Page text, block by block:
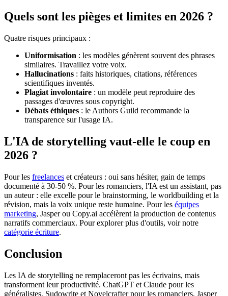
Quels sont les pièges et limites en 2026 ?
Quatre risques principaux :
Uniformisation : les modèles génèrent souvent des phrases
similaires. Travaillez votre voix.
Hallucinations : faits historiques, citations, références
scientifiques inventés.
Plagiat involontaire : un modèle peut reproduire des
passages d'œuvres sous copyright.
Débats éthiques : le Authors Guild recommande la
transparence sur l'usage IA.
L'IA de storytelling vaut-elle le coup en
2026 ?
Pour les freelances et créateurs : oui sans hésiter, gain de temps
documenté à 30-50 %. Pour les romanciers, l'IA est un assistant, pas
un auteur : elle excelle pour le brainstorming, le worldbuilding et la
révision, mais la voix unique reste humaine. Pour les équipes
marketing, Jasper ou Copy.ai accélèrent la production de contenus
narratifs commerciaux. Pour explorer plus d'outils, voir notre
catégorie écriture.
Conclusion
Les IA de storytelling ne remplaceront pas les écrivains, mais
transforment leur productivité. ChatGPT et Claude pour les
généralistes, Sudowrite et Novelcrafter pour les romanciers, Jasper